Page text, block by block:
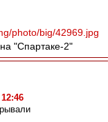
photo/big/42969.jpg
"Спартаке-2"